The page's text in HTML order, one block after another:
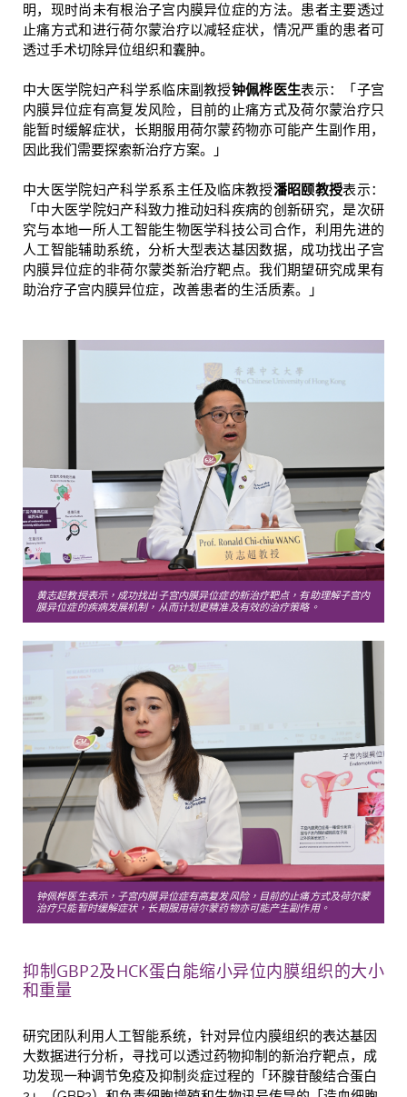
明，现时尚未有根治子宫内膜异位症的方法。患者主要透过
止痛方式和进行荷尔蒙治疗以减轻症状，情况严重的患者可
透过手术切除异位组织和囊肿。
中大医学院妇产科学系临床副教授钟佩桦医生表示：「子宫
内膜异位症有高复发风险，目前的止痛方式及荷尔蒙治疗只
能暂时缓解症状，长期服用荷尔蒙药物亦可能产生副作用，
因此我们需要探索新治疗方案。」
中大医学院妇产科学系系主任及临床教授潘昭颐教授表示：
「中大医学院妇产科致力推动妇科疾病的创新研究，是次研
究与本地一所人工智能生物医学科技公司合作，利用先进的
人工智能辅助系统，分析大型表达基因数据，成功找出子宫
内膜异位症的非荷尔蒙类新治疗靶点。我们期望研究成果有
助治疗子宫内膜异位症，改善患者的生活质素。」
黄志超教授表示，成功找出子宫内膜异位症的新治疗靶点，有助理解子宫内
膜异位症的疾病发展机制，从而计划更精准及有效的治疗策略。
钟佩桦医生表示，子宫内膜异位症有高复发风险，目前的止痛方式及荷尔蒙
治疗只能暂时缓解症状，长期服用荷尔蒙药物亦可能产生副作用。
抑制 GBP2及HCK蛋白能缩小异位内膜组织的大小
和重量
研究团队利用人工智能系统，针对异位内膜组织的表达基因
大数据进行分析，寻找可以透过药物抑制的新治疗靶点，成
功发现一种调节免疫及抑制炎症过程的「环腺苷酸结合蛋白